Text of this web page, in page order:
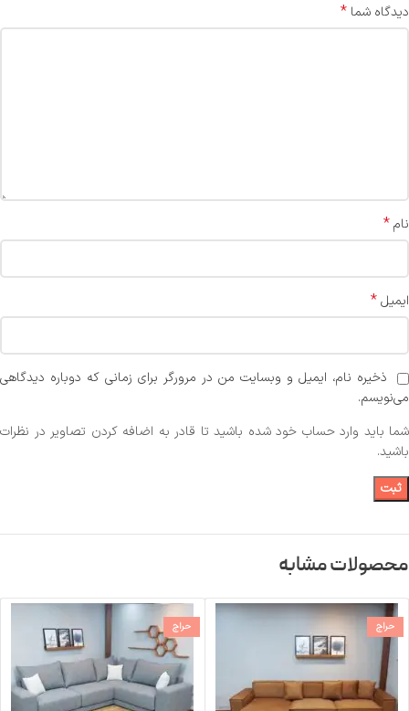
دیدگاه شما *
نام*
ایمیل*
ذخیره نام، ایمیل و وبسایت من در مرورگر برای زمانی که دوباره دیدگاهی
می‌نویسم.
شما باید وارد حساب خود شده باشید تا قادر به اضافه کردن تصاویر در نظرات
باشید.
محصولات مشابه
حراج حراج